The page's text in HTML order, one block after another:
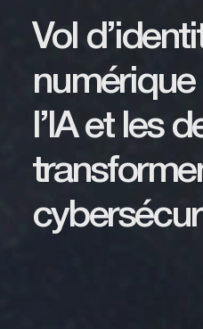
Vol
l’IA et les